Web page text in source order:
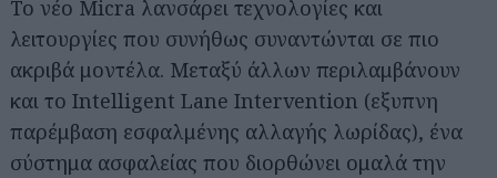
Το νέο Micra λανσάρει τεχνολογίες και
λειτουργίες που συνήθως συναντώνται σε πιο
ακριβά μοντέλα. Μεταξύ άλλων περιλαμβάνουν
και το Intelligent Lane Intervention (εξυπνη
παρέμβαση εσφαλμένης αλλαγής λωρίδας), ένα
σύστημα ασφαλείας που διορθώνει ομαλά την